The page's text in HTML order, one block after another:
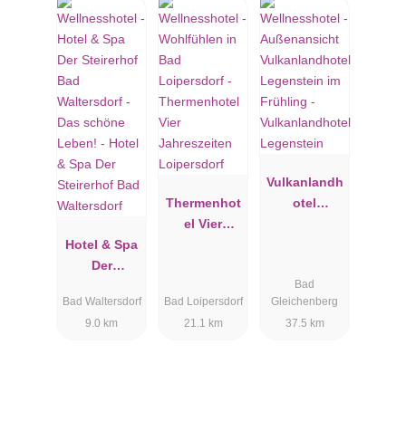
Hotel & Spa
Der
Bad
Waltersdorf
Bad Waltersdorf
9.0 km
Thermenhot
el Vier
Bad Loipersdorf
21.1 km
Vulkanlandh
otel
Bad
Gleichenberg
37.5 km